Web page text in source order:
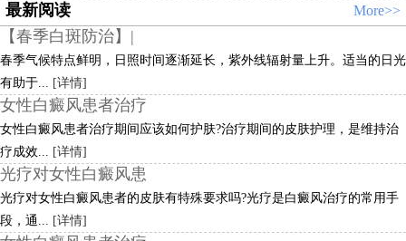
最新阅读 More>>
【春季白斑防治】|
春季气候特点鲜明，日照时间逐渐延长，紫外线辐射量上升。适当的日光
有助于... [详情]
女性白癜风患者治疗
女性白癜风患者治疗期间应该如何护肤?治疗期间的皮肤护理，是维持治
疗成效... [详情]
光疗对女性白癜风患
光疗对女性白癜风患者的皮肤有特殊要求吗?光疗是白癜风治疗的常用手
段，通... [详情]